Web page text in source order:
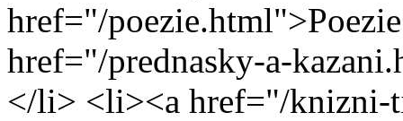
href="/
href="/prednasky-a-
</li> <li><a href="/